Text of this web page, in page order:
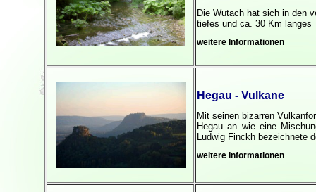
Die Wutach hat sich in den
tiefes und ca. 30 Km langes
weitere Informationen
Hegau - Vulkane
Mit seinen bizarren
Hegau an wie eine
Ludwig Finckh bezeichnete
weitere Informationen